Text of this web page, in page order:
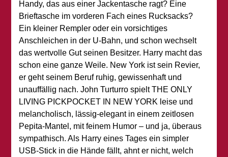
Handy, das aus einer Jackentasche ragt? Eine
Brieftasche im vorderen Fach eines Rucksacks?
Ein kleiner Rempler oder ein vorsichtiges
Anschleichen in der U-Bahn, und schon wechselt
das wertvolle Gut seinen Besitzer. Harry macht das
schon eine ganze Weile. New York ist sein Revier,
er geht seinem Beruf ruhig, gewissenhaft und
unauffällig nach. John Turturro spielt THE ONLY
LIVING PICKPOCKET IN NEW YORK leise und
melancholisch, lässig-elegant in einem zeitlosen
Pepita-Mantel, mit feinem Humor – und ja, überaus
sympathisch. Als Harry eines Tages ein simpler
USB-Stick in die Hände fällt, ahnt er nicht, welch